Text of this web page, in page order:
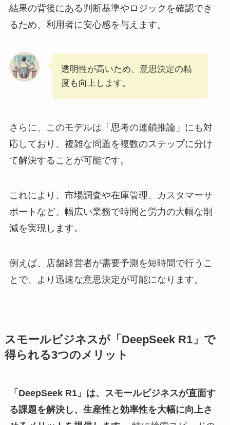
結果の背後にある判断基準やロジックを確認でき
るため、利用者に安心感を与えます。
透明性が高いため、意思決定の精
度も向上します。
さらに、このモデルは「思考の連鎖推論」にも対
応しており、複雑な問題を複数のステップに分け
て解決することが可能です。
これにより、市場調査や在庫管理、カスタマーサ
ポートなど、幅広い業務で時間と労力の大幅な削
減を実現します。
例えば、店舗経営者が需要予測を短時間で行うこ
とで、より迅速な意思決定が可能になります。
スモールビジネスが「DeepSeek R1」で
得られる3つのメリット
「DeepSeek R1」は、スモールビジネスが直面す
る課題を解決し、生産性と効率性を大幅に向上さ